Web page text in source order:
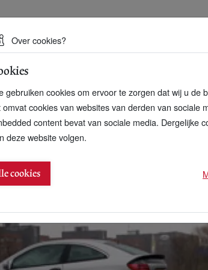
duurzame toekomst
biomassalijstje van Mirjam de Rijk
Over cookies?
gebruiken cookies om ervoor te zorgen dat wij u de
omvat cookies van websites van derden van sociale
content bevat van sociale media. Dergelijke
deze website volgen.
cookies